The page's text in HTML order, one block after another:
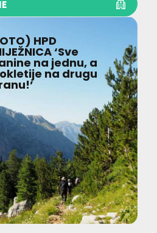
HPD
‘Sve
na jednu, a
na drugu